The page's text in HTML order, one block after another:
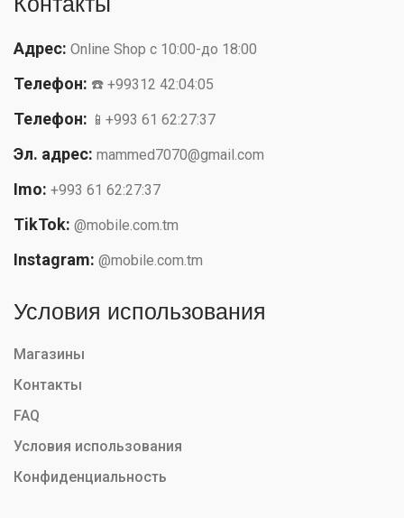
Адрес: Online Shop с 10:00-до 18:00
Телефон: ☎️ +99312 42:04:05
Телефон: 📱+993 61 62:27:37
Эл. адрес: mammed7070@gmail.com
Imo: +993 61 62:27:37
TikTok: @mobile.com.tm
Instagram: @mobile.com.tm
Условия использования
Магазины
Контакты
FAQ
Условия использования
Конфиденциальность